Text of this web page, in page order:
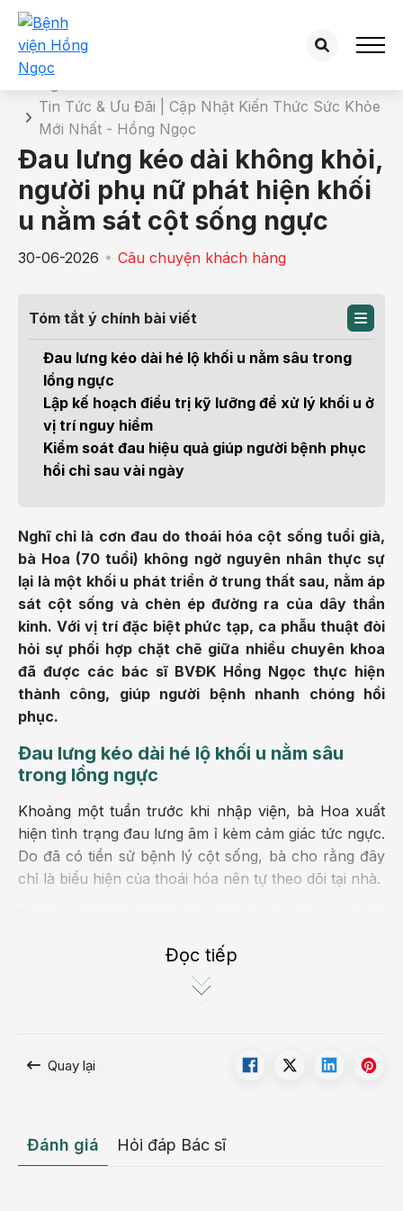
Chi tiết tin tức
Tin Tức & Ưu Đãi | Cập Nhật Kiến Thức Sức Khỏe
Mới Nhất - Hồng Ngọc
Đau lưng kéo dài không khỏi,
người phụ nữ phát hiện khối
u nằm sát cột sống ngực
30-06-2026 Câu chuyện khách hàng
Tóm tắt ý chính bài viết
Đau lưng kéo dài hé lộ khối u nằm sâu trong
lồng ngực
Lập kế hoạch điều trị kỹ lưỡng để xử lý khối u ở
vị trí nguy hiểm
Kiểm soát đau hiệu quả giúp người bệnh phục
hồi chỉ sau vài ngày
Nghĩ chỉ là cơn đau do thoái hóa cột sống tuổi già,
bà Hoa (70 tuổi) không ngờ nguyên nhân thực sự
lại là một khối u phát triển ở trung thất sau, nằm áp
sát cột sống và chèn ép đường ra của dây thần
kinh. Với vị trí đặc biệt phức tạp, ca phẫu thuật đòi
hỏi sự phối hợp chặt chẽ giữa nhiều chuyên khoa
đã được các bác sĩ BVĐK Hồng Ngọc thực hiện
thành công, giúp người bệnh nhanh chóng hồi
phục.
Đau lưng kéo dài hé lộ khối u nằm sâu
trong lồng ngực
Khoảng một tuần trước khi nhập viện, bà Hoa xuất
hiện tình trạng đau lưng âm ỉ kèm cảm giác tức ngực.
Do đã có tiền sử bệnh lý cột sống, bà cho rằng đây
chỉ là biểu hiện của thoái hóa nên tự theo dõi tại nhà.
BVĐK Hồng Ngọc thăm khám.
Qua thăm khám lâm sàng kết hợp chụp CT ngực, các
lồng ngực, ngay sát cột sống ngực. Hình ảnh cho
triển từ bao dây thần kinh.
Đọc tiếp
Quay lại
Đánh giá Hỏi đáp Bác sĩ